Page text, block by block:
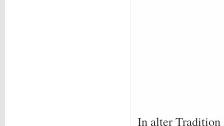
In alter